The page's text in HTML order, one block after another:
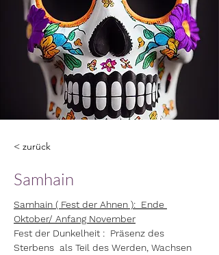
< zurück
Samhain
Samhain ( Fest der Ahnen ):  Ende
Oktober/ Anfang November
Fest der Dunkelheit :  Präsenz des
Sterbens  als Teil des Werden, Wachsen